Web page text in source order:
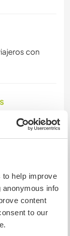
help improve
anonymous info
content
to our
con